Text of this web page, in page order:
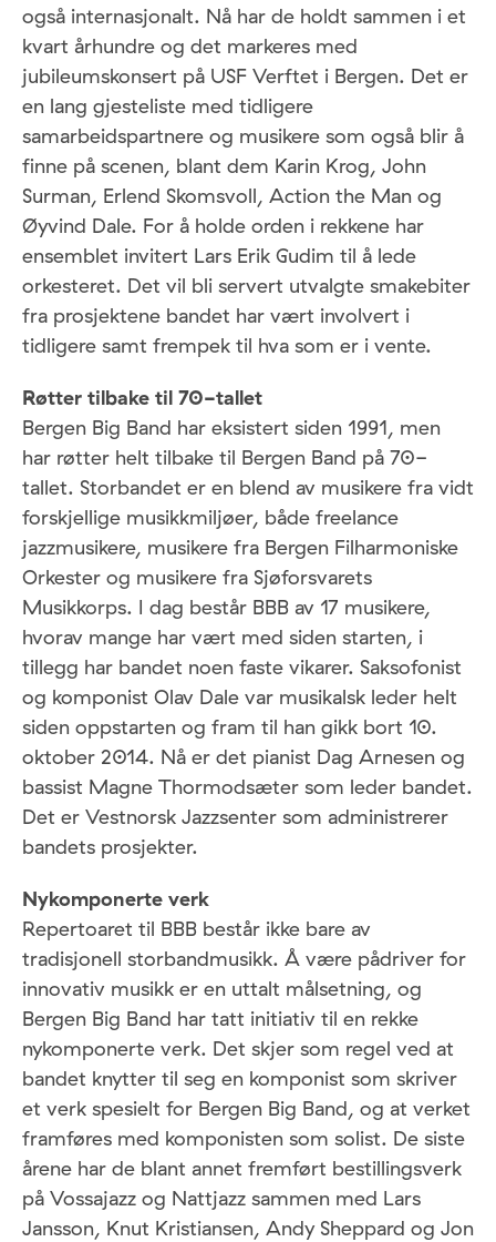
også internasjonalt. Nå har de holdt sammen i et
kvart århundre og det markeres med
jubileumskonsert på USF Verftet i Bergen. Det er
en lang gjesteliste med tidligere
samarbeidspartnere og musikere som også blir å
finne på scenen, blant dem Karin Krog, John
Surman, Erlend Skomsvoll, Action the Man og
Øyvind Dale. For å holde orden i rekkene har
ensemblet invitert Lars Erik Gudim til å lede
orkesteret. Det vil bli servert utvalgte smakebiter
fra prosjektene bandet har vært involvert i
tidligere samt frempek til hva som er i vente.
Røtter tilbake til 70-tallet
Bergen Big Band har eksistert siden 1991, men
har røtter helt tilbake til Bergen Band på 70-
tallet. Storbandet er en blend av musikere fra vidt
forskjellige musikkmiljøer, både freelance
jazzmusikere, musikere fra Bergen Filharmoniske
Orkester og musikere fra Sjøforsvarets
Musikkorps. I dag består BBB av 17 musikere,
hvorav mange har vært med siden starten, i
tillegg har bandet noen faste vikarer. Saksofonist
og komponist Olav Dale var musikalsk leder helt
siden oppstarten og fram til han gikk bort 10.
oktober 2014. Nå er det pianist Dag Arnesen og
bassist Magne Thormodsæter som leder bandet.
Det er Vestnorsk Jazzsenter som administrerer
bandets prosjekter.
Nykomponerte verk
Repertoaret til BBB består ikke bare av
tradisjonell storbandmusikk. Å være pådriver for
innovativ musikk er en uttalt målsetning, og
Bergen Big Band har tatt initiativ til en rekke
nykomponerte verk. Det skjer som regel ved at
bandet knytter til seg en komponist som skriver
et verk spesielt for Bergen Big Band, og at verket
framføres med komponisten som solist. De siste
årene har de blant annet fremført bestillingsverk
på Vossajazz og Nattjazz sammen med Lars
Jansson, Knut Kristiansen, Andy Sheppard og Jon